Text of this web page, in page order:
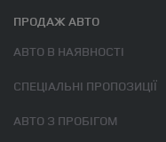
ПРОДАЖ АВТО
АВТО В НАЯВНОСТІ
СПЕЦІАЛЬНІ ПРОПОЗИЦІЇ
АВТО З ПРОБІГОМ